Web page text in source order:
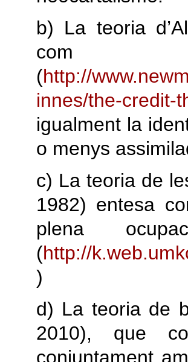
b) La teoria
(http://
innes/the-credit-
igualment la
o menys
c) La teoria de
1982) entesa
plena
(http://
)
d) La teoria de
2010), que
conjuntament